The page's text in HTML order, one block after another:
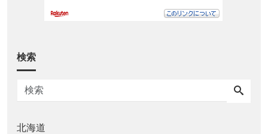
検索
北海道